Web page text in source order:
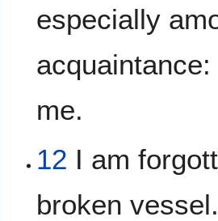
especially
me.
12 I am
broken